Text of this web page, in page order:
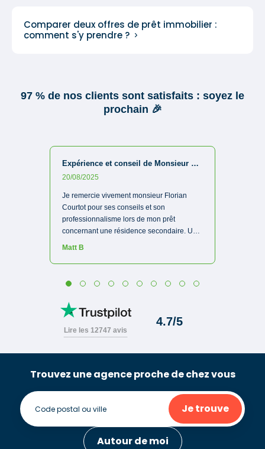
Comparer deux offres de prêt immobilier :
comment s'y prendre ?
Trouvez une agence proche de chez vous
Je trouve
Autour de moi